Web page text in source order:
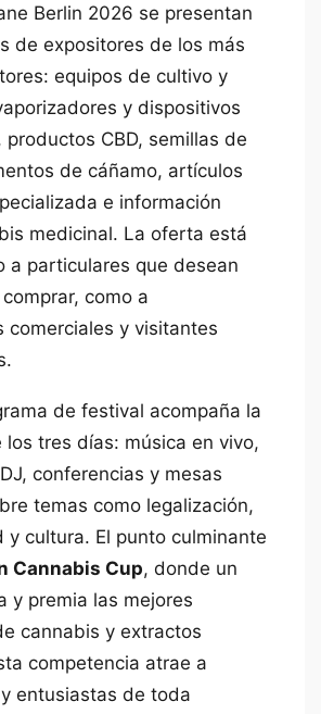
Berlin 2026 se presentan
de expositores de los más
equipos de cultivo y
y dispositivos
CBD, semillas de
de cáñamo, artículos
e información
medicinal. La oferta está
a particulares que desean
como a
comerciales y visitantes
de festival acompaña la
tres días: música en vivo,
conferencias y mesas
temas como legalización,
y cultura. El punto culminante
Cannabis Cup, donde un
y premia las mejores
cannabis y extractos
competencia atrae a
entusiastas de toda